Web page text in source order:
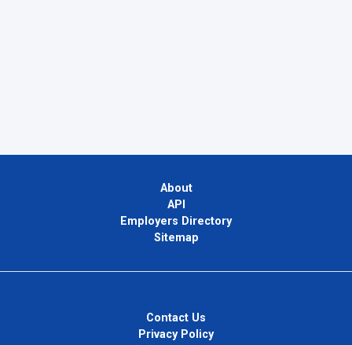
About
API
Employers Directory
Sitemap
Contact Us
Privacy Policy